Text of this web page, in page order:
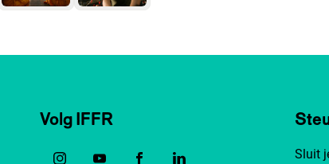
Volg IFFR
Sluit